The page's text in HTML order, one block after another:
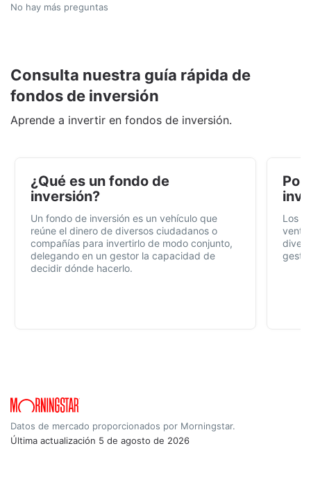
No hay más preguntas
Consulta nuestra guía rápida de
fondos de inversión
Aprende a invertir en fondos de inversión.
¿Qué es un fondo de
inversión?
Un fondo de inversión es un vehículo que
reúne el dinero de diversos ciudadanos o
compañías para invertirlo de modo conjunto,
delegando en un gestor la capacidad de
decidir dónde hacerlo.
Por
Los
Datos de mercado proporcionados por Morningstar.
Última actualización 5 de agosto de 2026